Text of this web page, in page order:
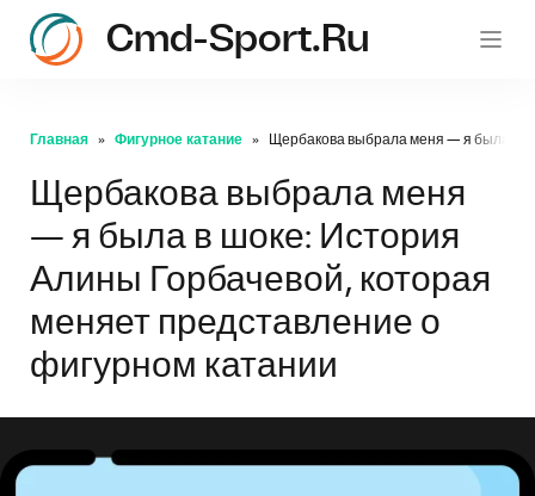
Cmd-Sport.ru
Главная Фигурное катание Щербакова выбрала меня — я была в
Щербакова выбрала меня
— я была в шоке: История
Алины Горбачевой, которая
меняет представление о
фигурном катании